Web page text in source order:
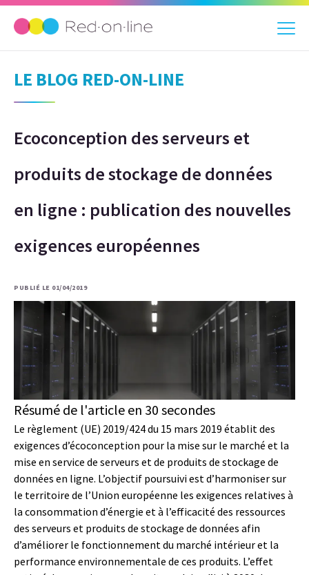
LE BLOG RED-ON-LINE
Ecoconception des serveurs et
produits de stockage de données
en ligne : publication des nouvelles
exigences européennes
PUBLIÉ LE 01/04/2019
Résumé de l'article en 30 secondes
Le règlement (UE) 2019/424 du 15 mars 2019 établit des
exigences d’écoconception pour la mise sur le marché et la
mise en service de serveurs et de produits de stockage de
données en ligne. L’objectif poursuivi est d’harmoniser sur
le territoire de l’Union européenne les exigences relatives à
la consommation d’énergie et à l’efficacité des ressources
des serveurs et produits de stockage de données afin
d’améliorer le fonctionnement du marché intérieur et la
performance environnementale de ces produits. L’effet